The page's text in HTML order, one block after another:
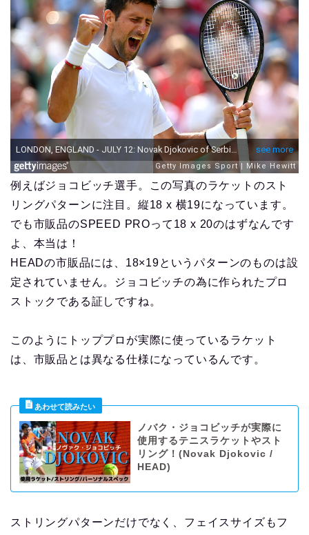
例えばジョコビッチ選手。この写真のラケットのスト
リングパターンに注目。縦18 x 横19になっています。
でも市販品のSPEED PROって18 x 20のはずなんです
よ、本当は！
HEADの市販品には、18×19というパターンのものは設
定されていません。ジョコビッチの為に作られたプロ
ストックである証しですね。
このようにトッププロが実際に使っているラケット
は、市販品とは異なる仕様になっているんです。
ノバク・ジョコビッチが実際に
使用するテニスラケットやスト
リング！(Novak Djokovic /
HEAD)
ストリングパターンだけでなく、フェイスサイズもフ